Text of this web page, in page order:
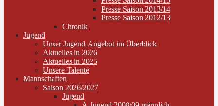
Presse Saison 2013/14
Presse Saison 2012/13
Chronik
Jugend
Unser Jugend-Angebot im Überblick
Aktuelles in 2026
Aktuelles in 2025
Unsere Talente
Mannschaften
Saison 2026/2027
Jugend